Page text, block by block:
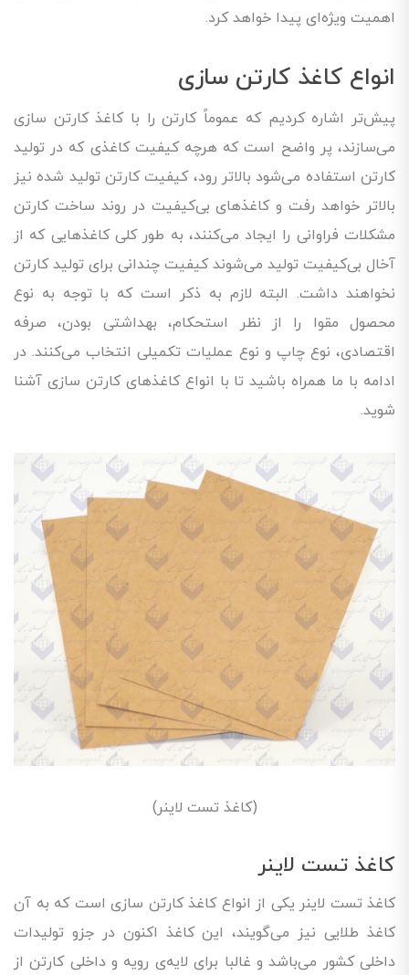
اهمیت ویژه‌ای پیدا خواهد کرد.
انواع کاغذ کارتن سازی
پیش‌تر اشاره کردیم که عموماً کارتن را با کاغذ کارتن سازی
می‌سازند، پر واضح است که هرچه کیفیت کاغذی که در تولید
کارتن استفاده می‌شود بالاتر رود، کیفیت کارتن تولید شده نیز
بالاتر خواهد رفت و کاغذهای بی‌کیفیت در روند ساخت کارتن
مشکلات فراوانی را ایجاد می‌کنند، به طور کلی کاغذهایی که از
آخال بی‌کیفیت تولید می‌شوند کیفیت چندانی برای تولید کارتن
نخواهند داشت. البته لازم به ذکر است که با توجه به نوع
محصول مقوا را از نظر استحکام، بهداشتی بودن، صرفه
اقتصادی، نوع چاپ و نوع عملیات تکمیلی انتخاب می‌کنند. در
ادامه با ما همراه باشید تا با انواع کاغذهای کارتن سازی آشنا
شوید.
(کاغذ تست لاینر)
کاغذ تست لاینر
کاغذ تست لاینر یکی از انواع کاغذ کارتن سازی است که به آن
کاغذ طلایی نیز می‌گویند، این کاغذ اکنون در جزو تولیدات
داخلی کشور می‌باشد و غالبا برای لایه‌ی رویه و داخلی کارتن از